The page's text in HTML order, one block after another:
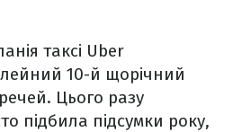
таксі Uber
10-й щорічний
Цього разу
підбила підсумки року,